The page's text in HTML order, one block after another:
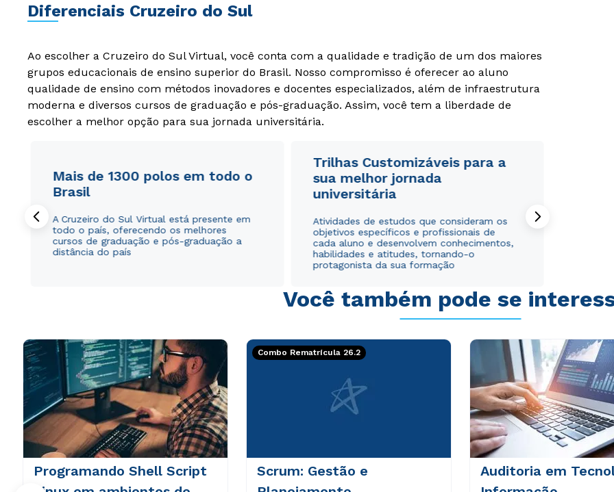
Diferenciais Cruzeiro do Sul
Ao escolher a Cruzeiro do Sul Virtual, você conta com a qualidade e tradição de um dos maiores
grupos educacionais de ensino superior do Brasil. Nosso compromisso é oferecer ao aluno
qualidade de ensino com métodos inovadores e docentes especializados, além de infraestrutura
moderna e diversos cursos de graduação e pós-graduação. Assim, você tem a liberdade de
escolher a melhor opção para sua jornada universitária.
Mais de 1300 polos em todo o
Brasil
A Cruzeiro do Sul Virtual está presente em
todo o país, oferecendo os melhores
cursos de graduação e pós-graduação a
distância do país
Trilhas Customizáveis para a
sua melhor jornada
universitária
Atividades de estudos que consideram os
objetivos específicos e profissionais de
cada aluno e desenvolvem conhecimentos,
habilidades e atitudes, tornando-o
protagonista da sua formação
Você também pode se
Programando Shell Script
Combo Rematrícula 26.2
Scrum: Gestão e
Auditoria em
Rápido e fácil
WhatsApp
ou
Estou de acordo com a Política de Privacidade.e
autorizo que meus dados sejam utilizados para o
envio de conteúdos da Cruzeiro do Sul.
Rápido e fácil
WhatsApp
ou
Estou de acordo com a Política de Privacidade.e
autorizo que meus dados sejam utilizados para o
envio de conteúdos da Cruzeiro do Sul.